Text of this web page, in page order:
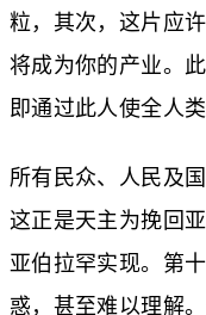
粒，其次，这片应
将成为你的产业。
即通过此人使全人
所有民众、人民及
这正是天主为挽回
亚伯拉罕实现。第
惑，甚至难以理解